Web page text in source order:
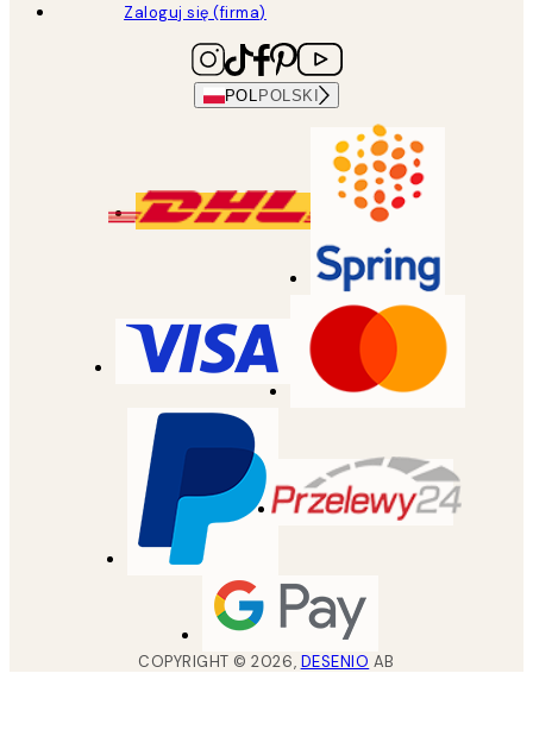
Zaloguj się (firma)
POL POLSKI
COPYRIGHT ©2026, DESENIO AB